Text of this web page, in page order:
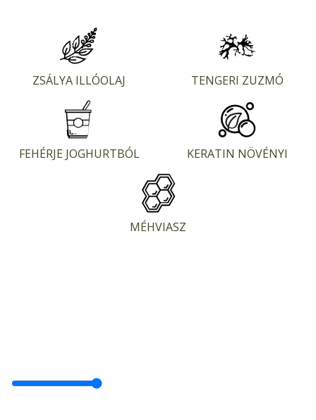
ZSÁLYA ILLÓOLAJ TENGERI ZUZMÓ
FEHÉRJE JOGHURTBÓL KERATIN NÖVÉNYI
MÉHVIASZ